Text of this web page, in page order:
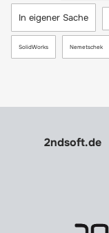
In eigener Sache
SolidWorks Nemetschek
2ndsoft.de